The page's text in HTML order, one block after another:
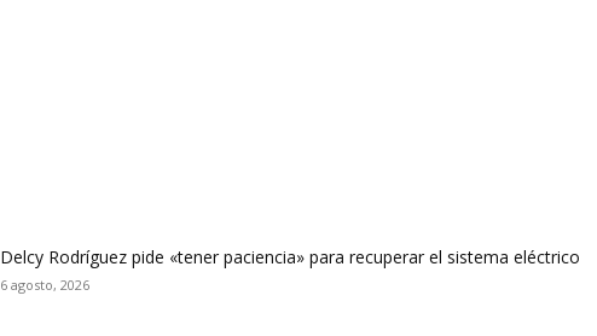
Delcy Rodríguez pide «tener paciencia» para recuperar el sistema eléctrico
6 agosto, 2026